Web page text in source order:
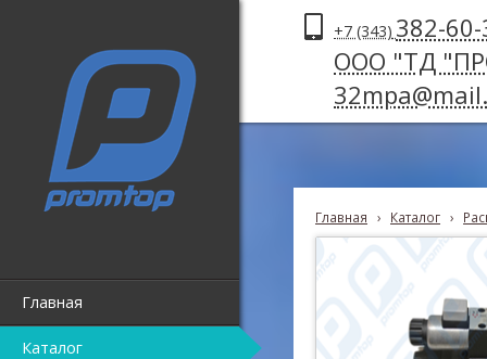
Главная
Каталог
+7 (343) 382-
ООО "ТД
Главная › Каталог ›